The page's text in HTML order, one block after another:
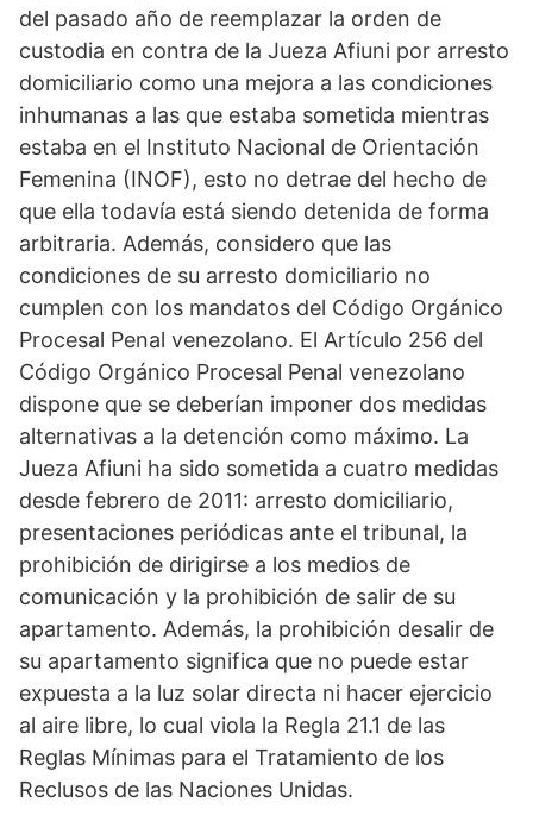
del pasado año de reemplazar la orden de
custodia en contra de la Jueza Afiuni por arresto
domiciliario como una mejora a las condiciones
inhumanas a las que estaba sometida mientras
estaba en el Instituto Nacional de Orientación
Femenina (INOF), esto no detrae del hecho de
que ella todavía está siendo detenida de forma
arbitraria. Además, considero que las
condiciones de su arresto domiciliario no
cumplen con los mandatos del Código Orgánico
Procesal Penal venezolano. El Artículo 256 del
Código Orgánico Procesal Penal venezolano
dispone que se deberían imponer dos medidas
alternativas a la detención como máximo. La
Jueza Afiuni ha sido sometida a cuatro medidas
desde febrero de 2011: arresto domiciliario,
presentaciones periódicas ante el tribunal, la
prohibición de dirigirse a los medios de
comunicación y la prohibición de salir de su
apartamento. Además, la prohibición desalir de
su apartamento significa que no puede estar
expuesta a la luz solar directa ni hacer ejercicio
al aire libre, lo cual viola la Regla 21.1 de las
Reglas Mínimas para el Tratamiento de los
Reclusos de las Naciones Unidas.